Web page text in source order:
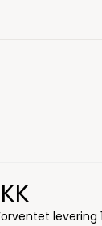
levering